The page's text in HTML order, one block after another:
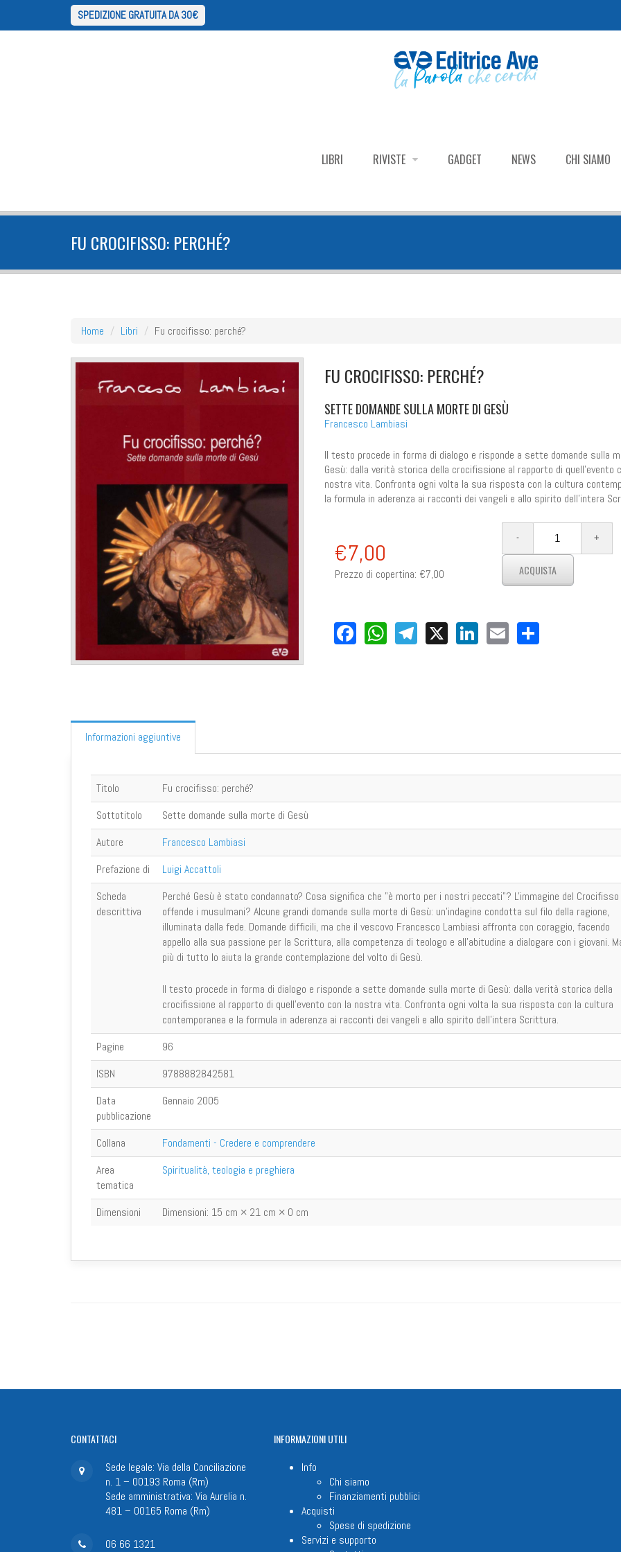
SPEDIZIONE GRATUITA DA 30€
LIBRI RIVISTE GADGET NEWS CHI SIAMO
FU CROCIFISSO: PERCHÉ?
Home Libri Fu crocifisso: perché?
FU CROCIFISSO: PERCHÉ?
SETTE DOMANDE SULLA MORTE DI GESÙ
Francesco Lambiasi
Il testo procede in forma di dialogo e risponde a sette domande sulla
Gesù: dalla verità storica della crocifissione al rapporto di quell'evento
nostra vita. Confronta ogni volta la sua risposta con la cultura
la formula in aderenza ai racconti dei vangeli e allo spirito dell'intera
€7,00
Prezzo di copertina: €7,00
Facebook
WhatsApp
Telegram
X LinkedIn
EmailShare
Informazioni aggiuntive
Titolo
Fu crocifisso: perché?
Sottotitolo
Sette domande sulla morte di Gesù
Autore
Francesco Lambiasi
Prefazione di
Luigi Accattoli
Scheda
descrittiva
Perché Gesù è stato condannato? Cosa significa che "è morto per i nostri peccati"? L'immagine del Crocifisso
offende i musulmani? Alcune grandi domande sulla morte di Gesù: un'indagine condotta sul filo della ragione,
illuminata dalla fede. Domande difficili, ma che il vescovo Francesco Lambiasi affronta con coraggio, facendo
appello alla sua passione per la Scrittura, alla competenza di teologo e all'abitudine a dialogare con i giovani.
più di tutto lo aiuta la grande contemplazione del volto di Gesù.
Il testo procede in forma di dialogo e risponde a sette domande sulla morte di Gesù: dalla verità storica della
crocifissione al rapporto di quell'evento con la nostra vita. Confronta ogni volta la sua risposta con la cultura
contemporanea e la formula in aderenza ai racconti dei vangeli e allo spirito dell'intera Scrittura.
Pagine
96
ISBN
9788882842581
Data
pubblicazione
Gennaio 2005
Collana
Fondamenti - Credere e comprendere
Area
tematica
Spiritualità, teologia e preghiera
Dimensioni Dimensioni: 15 cm × 21 cm × 0 cm
CONTATTACI
Sede legale: Via della Conciliazione
n. 1 – 00193 Roma (Rm)
Sede amministrativa: Via Aurelia n.
481 – 00165 Roma (Rm)
06 66 1321
INFORMAZIONIUTILI
Info
Chi siamo
Finanziamenti pubblici
Acquisti
Spese di spedizione
Servizi e supporto